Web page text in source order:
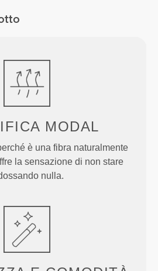
MODAL
è una fibra naturalmente
la sensazione di non stare
nulla.